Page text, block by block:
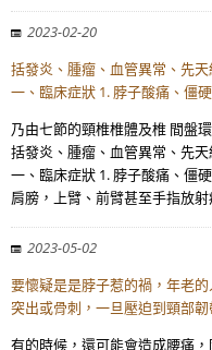
2023-02-20
括發炎、腫瘤、血管異常、先
一、臨床症狀 1. 脖子酸痛、僵
乃由七節的頸椎椎體及椎 間盤
括發炎、腫瘤、血管異常、先
一、臨床症狀 1. 脖子酸痛、僵
肩膀，上臂、前臂甚至手指放
2023-05-02
要懷疑是是脖子惹的禍，年老
突出或骨刺，一旦壓迫到頸部
有的時候，還可能會造成腰痛